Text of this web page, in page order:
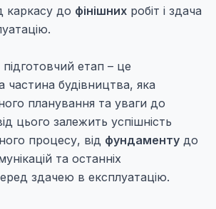
каркасу до фінішних робіт і здача
етап – це
частина будівництва, яка
планування та уваги до
цього залежить успішність
процесу, від фундаменту до
та останніх
здачею в експлуатацію.